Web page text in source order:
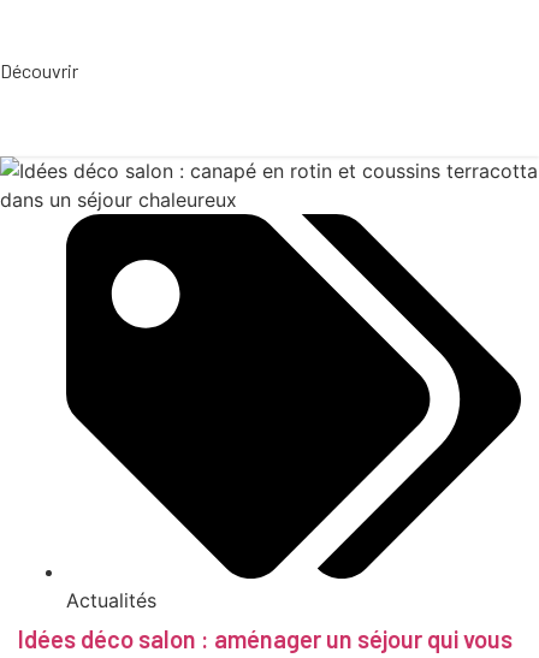
Découvrir
Actualités
Idées déco salon : aménager un séjour qui vous